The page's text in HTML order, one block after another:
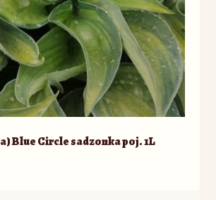
Blue Circle sadzonka poj. 1L